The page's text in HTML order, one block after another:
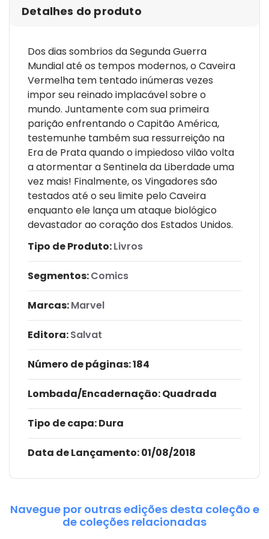
Detalhes do produto
Dos dias sombrios da Segunda Guerra
Mundial até os tempos modernos, o Caveira
Vermelha tem tentado inúmeras vezes
impor seu reinado implacável sobre o
mundo. Juntamente com sua primeira
parição enfrentando o Capitão América,
testemunhe também sua ressurreição na
Era de Prata quando o impiedoso vilão volta
a atormentar a Sentinela da Liberdade uma
vez mais! Finalmente, os Vingadores são
testados até o seu limite pelo Caveira
enquanto ele lança um ataque biológico
devastador ao coração dos Estados Unidos.
Tipo de Produto:Livros
Segmentos:Comics
Marcas:Marvel
Editora:Salvat
Número de páginas: 184
Lombada/Encadernação: Quadrada
Tipo de capa:Dura
Data de Lançamento:01/08/2018
Navegue por outras edições desta coleção e
de coleções relacionadas